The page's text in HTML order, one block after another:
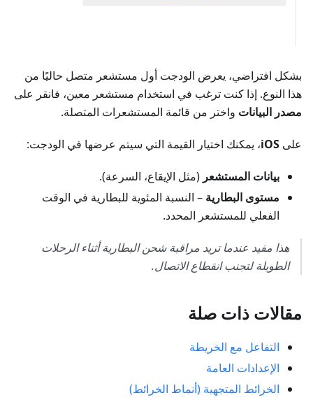
بشكل افتراضي، يعرض الودجت أول مستشعر متصل حاليًا من
هذا النوع. إذا كنت ترغب في استخدام مستشعر معين، فانقر على
مصدر البيانات واختر من قائمة المستشعرات المتصلة.
على iOS، يمكنك اختيار القيمة التي سيتم عرضها في الودجت:
بيانات المستشعر (مثل الإيقاع، السرعة).
مستوى البطارية – النسبة المئوية للبطارية في الوقت
الفعلي للمستشعر المحدد.
هذا مفيد عندما تريد مراقبة شحن البطارية أثناء الرحلات
الطويلة لتجنب انقطاع الاتصال.
مقالات ذات صلة
التفاعل مع الخريطة
الإعدادات العامة
الخرائط المتجهية (أنماط الخرائط)